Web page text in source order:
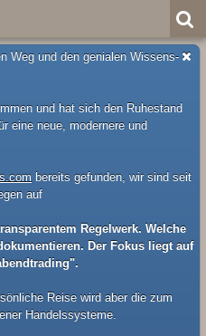
Weg und den genialen Wissens-
und hat sich den Ruhestand
eine neue, modernere und
bereits gefunden, wir sind seit
auf
Regelwerk. Welche
Der Fokus liegt auf
Reise wird aber die zum
Handelssysteme.